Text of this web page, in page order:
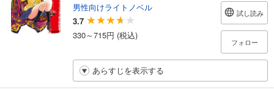
男性向けライトノベル
3.7
330～715円 (税込)
試し読み
フォロー
あらすじを表示する